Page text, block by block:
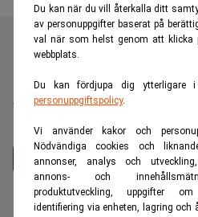
Du kan när du vill återkalla ditt
av personuppgifter baserat på
val när som helst genom att klicka
webbplats.
Du kan fördjupa dig ytterligare
personuppgiftspolicy.
Vi använder kakor och
Nödvändiga cookies och
annonser, analys och
annons- och
produktutveckling, uppgifter
identifiering via enheten, lagring
Realtid är en oberoende och
dig som vill fördjupa dig inom
näringslivsnyheter.
Hantera prenumeration